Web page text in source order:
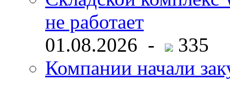
не работает
01.08.2026 -
335
Компании начали